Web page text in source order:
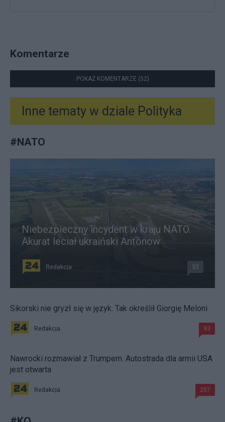
Komentarze
POKAŻ KOMENTARZE (52)
Inne tematy w dziale Polityka
#NATO
Niebezpieczny incydent w kraju NATO.
Akurat leciał ukraiński Antonow
Redakcja 33
Sikorski nie gryzł się w język. Tak określił Giorgię Meloni
Redakcja 93
Nawrocki rozmawiał z Trumpem. Autostrada dla armii USA
jest otwarta
Redakcja 207